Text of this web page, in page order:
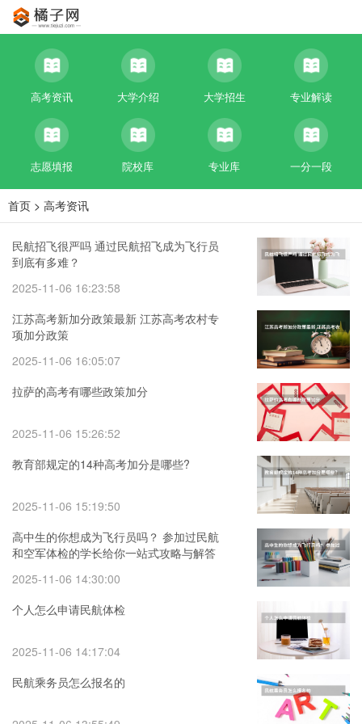
高考资讯 大学介绍 大学招生 专业解读
志愿填报 院校库 专业库 一分一段
首页 > 高考资讯
民航招飞很严吗 通过民航招飞成为飞行员
到底有多难？
2025-11-06 16:23:58
江苏高考新加分政策最新 江苏高考农村专
项加分政策
2025-11-06 16:05:07
拉萨的高考有哪些政策加分
2025-11-06 15:26:52
教育部规定的14种高考加分是哪些?
2025-11-06 15:19:50
高中生的你想成为飞行员吗？ 参加过民航
和空军体检的学长给你一站式攻略与解答
2025-11-06 14:30:00
个人怎么申请民航体检
2025-11-06 14:17:04
民航乘务员怎么报名的